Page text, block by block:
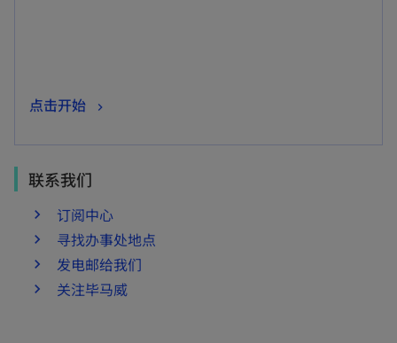
点击开始
联系我们
订阅中心
寻找办事处地点
发电邮给我们
关注毕马威